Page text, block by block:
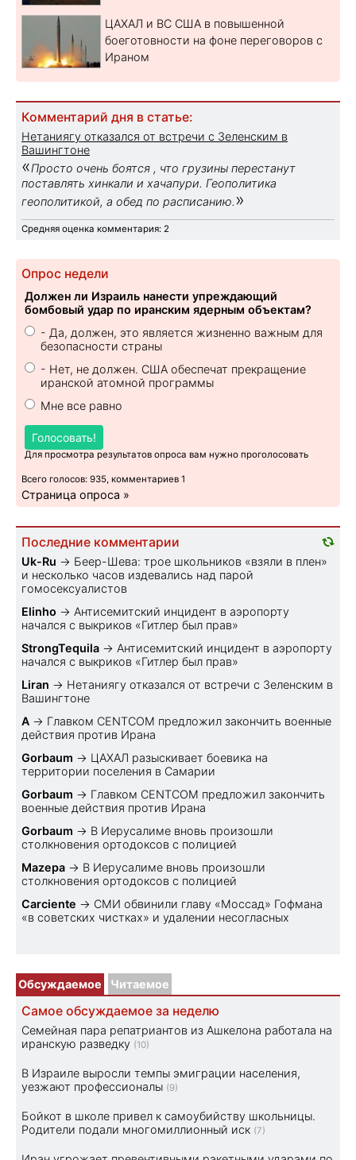
ЦАХАЛ и ВС США в повышенной
боеготовности на фоне переговоров с
Ираном
Комментарий дня в статье:
Нетаниягу отказался от встречи с Зеленским в
Вашингтоне
«Просто очень боятся , что грузины перестанут
поставлять хинкали и хачапури. Геополитика
геополитикой, а обед по расписанию. »
Средняя оценка комментария: 2
Опрос недели
Должен ли Израиль нанести упреждающий
бомбовый удар по иранским ядерным объектам?
- Да, должен, это является жизненно важным для
безопасности страны
- Нет, не должен. США обеспечат прекращение
иранской атомной программы
Мне все равно
Голосовать!
Для просмотра результатов опроса вам нужно проголосовать
Всего голосов: 935, комментариев 1
Страница опроса »
Последние комментарии
Uk-Ru → Беер-Шева: трое школьников «взяли в плен»
и несколько часов издевались над парой
гомосексуалистов
Elinho → Антисемитский инцидент в аэропорту
начался с выкриков «Гитлер был прав»
StrongTequila → Антисемитский инцидент в аэропорту
начался с выкриков «Гитлер был прав»
Liran → Нетаниягу отказался от встречи с Зеленским в
Вашингтоне
A → Главком CENTCOM предложил закончить военные
действия против Ирана
Gorbaum → ЦАХАЛ разыскивает боевика на
территории поселения в Самарии
Gorbaum → Главком CENTCOM предложил закончить
военные действия против Ирана
Gorbaum → В Иерусалиме вновь произошли
столкновения ортодоксов с полицией
Mazepa → В Иерусалиме вновь произошли
столкновения ортодоксов с полицией
Carciente → СМИ обвинили главу «Моссад» Гофмана
«в советских чистках» и удалении несогласных
Обсуждаемое Читаемое
Самое обсуждаемое за неделю
Семейная пара репатриантов из Ашкелона работала на
иранскую разведку (10)
В Израиле выросли темпы эмиграции населения,
уезжают профессионалы (9)
Бойкот в школе привел к самоубийству школьницы.
Родители подали многомиллионный иск (7)